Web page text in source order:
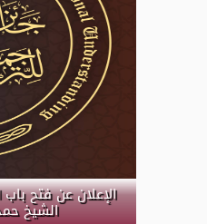
الإعلان عن فتح
الشيخ